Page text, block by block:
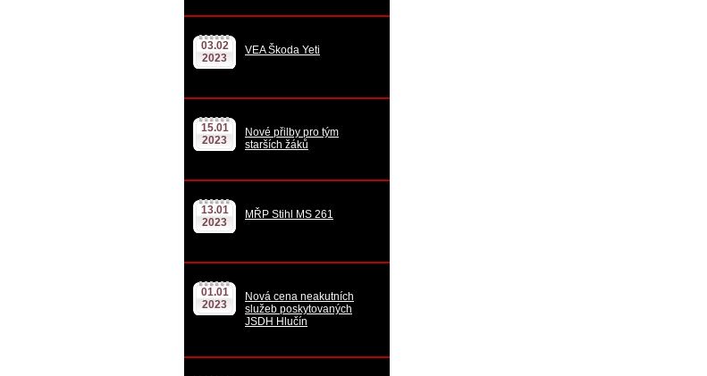
03.02
2023
VEA Škoda Yeti
15.01
2023
Nové přilby pro tým
starších žáků
13.01
2023
MŘP Stihl MS 261
01.01
2023
Nová cena neakutních
služeb poskytovaných
JSDH Hlučín